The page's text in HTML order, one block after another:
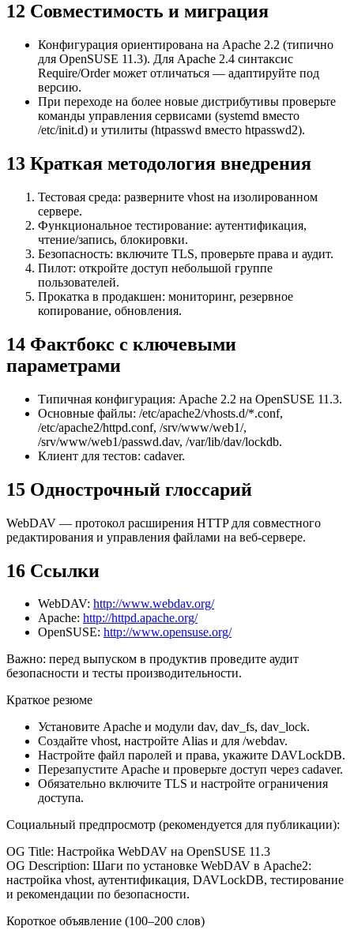
12 Совместимость и миграция
Конфигурация ориентирована на Apache 2.2 (типично
для OpenSUSE 11.3). Для Apache 2.4 синтаксис
Require/Order может отличаться — адаптируйте под
версию.
При переходе на более новые дистрибутивы проверьте
команды управления сервисами (systemd вместо
/etc/init.d) и утилиты (htpasswd вместо htpasswd2).
13 Краткая методология внедрения
Тестовая среда: разверните vhost на изолированном
сервере.
Функциональное тестирование: аутентификация,
чтение/запись, блокировки.
Безопасность: включите TLS, проверьте права и аудит.
Пилот: откройте доступ небольшой группе
пользователей.
Прокатка в продакшен: мониторинг, резервное
копирование, обновления.
14 Фактбокс с ключевыми
параметрами
Типичная конфигурация: Apache 2.2 на OpenSUSE 11.3.
Основные файлы: /etc/apache2/vhosts.d/*.conf,
/etc/apache2/httpd.conf, /srv/www/web1/,
/srv/www/web1/passwd.dav, /var/lib/dav/lockdb.
Клиент для тестов: cadaver.
15 Однострочный глоссарий
WebDAV — протокол расширения HTTP для совместного
редактирования и управления файлами на веб-сервере.
16 Ссылки
WebDAV: http://www.webdav.org/
Apache: http://httpd.apache.org/
OpenSUSE: http://www.opensuse.org/
Важно: перед выпуском в продуктив проведите аудит
безопасности и тесты производительности.
Краткое резюме
Установите Apache и модули dav, dav_fs, dav_lock.
Создайте vhost, настройте Alias и для /webdav.
Настройте файл паролей и права, укажите DAVLockDB.
Перезапустите Apache и проверьте доступ через cadaver.
Обязательно включите TLS и настройте ограничения
доступа.
Социальный предпросмотр (рекомендуется для публикации):
OG Title: Настройка WebDAV на OpenSUSE 11.3
OG Description: Шаги по установке WebDAV в Apache2:
настройка vhost, аутентификация, DAVLockDB, тестирование
и рекомендации по безопасности.
Короткое объявление (100–200 слов)